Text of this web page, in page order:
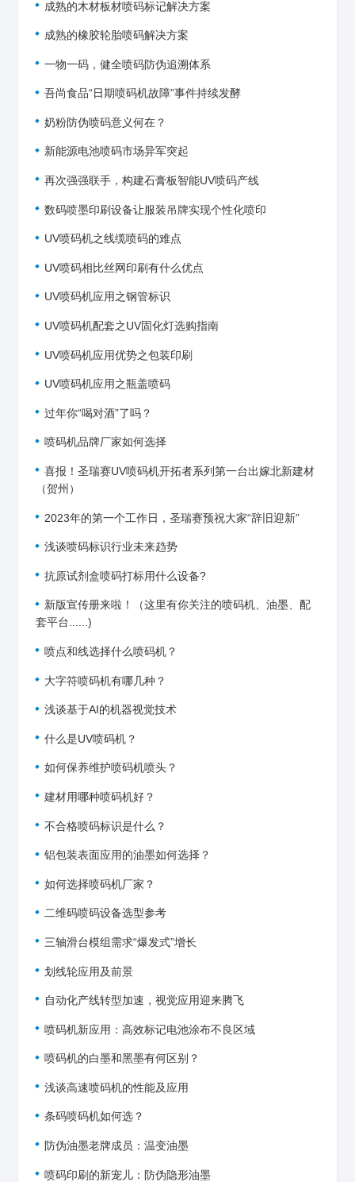
成熟的木材板材喷码标记解决方案
成熟的橡胶轮胎喷码解决方案
一物一码，健全喷码防伪追溯体系
吾尚食品“日期喷码机故障”事件持续发酵
奶粉防伪喷码意义何在？
新能源电池喷码市场异军突起
再次强强联手，构建石膏板智能UV喷码产线
数码喷墨印刷设备让服装吊牌实现个性化喷印
UV喷码机之线缆喷码的难点
UV喷码相比丝网印刷有什么优点
UV喷码机应用之钢管标识
UV喷码机配套之UV固化灯选购指南
UV喷码机应用优势之包装印刷
UV喷码机应用之瓶盖喷码
过年你“喝对酒”了吗？
喷码机品牌厂家如何选择
喜报！圣瑞赛UV喷码机开拓者系列第一台出嫁北新建材
（贺州）
2023年的第一个工作日，圣瑞赛预祝大家“辞旧迎新”
浅谈喷码标识行业未来趋势
抗原试剂盒喷码打标用什么设备?
新版宣传册来啦！（这里有你关注的喷码机、油墨、配
套平台......)
喷点和线选择什么喷码机？
大字符喷码机有哪几种？
浅谈基于AI的机器视觉技术
什么是UV喷码机？
如何保养维护喷码机喷头？
建材用哪种喷码机好？
不合格喷码标识是什么？
铝包装表面应用的油墨如何选择？
如何选择喷码机厂家？
二维码喷码设备选型参考
三轴滑台模组需求“爆发式”增长
划线轮应用及前景
自动化产线转型加速，视觉应用迎来腾飞
喷码机新应用：高效标记电池涂布不良区域
喷码机的白墨和黑墨有何区别？
浅谈高速喷码机的性能及应用
条码喷码机如何选？
防伪油墨老牌成员：温变油墨
喷码印刷的新宠儿：防伪隐形油墨